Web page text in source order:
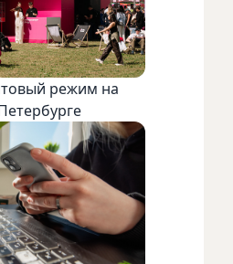
режим на